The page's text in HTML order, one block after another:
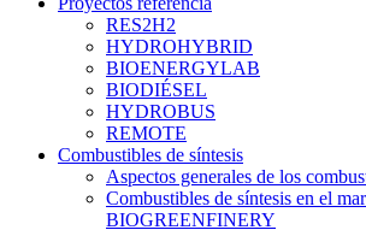
RES2H2
HYDROHYBRID
BIOENERGYLAB
BIODIÉSEL
HYDROBUS
REMOTE
Combustibles de síntesis
Aspectos generales de los
Combustibles de síntesis en el
BIOGREENFINERY